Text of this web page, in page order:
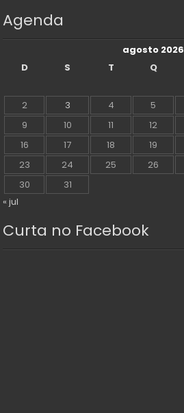
Agenda
agosto 2026
D
S T Q
2
3 4 5
9
10 11 12
16
17 18 19
23
24 25 26
30
31
« jul
Curta no Facebook